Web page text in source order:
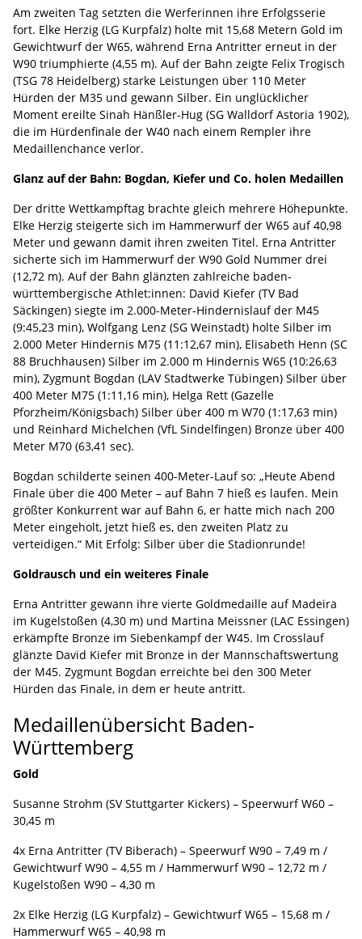
Am zweiten Tag setzten die Werferinnen ihre Erfolgsserie
fort. Elke Herzig (LG Kurpfalz) holte mit 15,68 Metern Gold im
Gewichtwurf der W65, während Erna Antritter erneut in der
W90 triumphierte (4,55 m). Auf der Bahn zeigte Felix Trogisch
(TSG 78 Heidelberg) starke Leistungen über 110 Meter
Hürden der M35 und gewann Silber. Ein unglücklicher
Moment ereilte Sinah Hänßler-Hug (SG Walldorf Astoria 1902),
die im Hürdenfinale der W40 nach einem Rempler ihre
Medaillenchance verlor.
Glanz auf der Bahn: Bogdan, Kiefer und Co. holen Medaillen
Der dritte Wettkampftag brachte gleich mehrere Höhepunkte.
Elke Herzig steigerte sich im Hammerwurf der W65 auf 40,98
Meter und gewann damit ihren zweiten Titel. Erna Antritter
sicherte sich im Hammerwurf der W90 Gold Nummer drei
(12,72 m). Auf der Bahn glänzten zahlreiche baden-
württembergische Athlet:innen: David Kiefer (TV Bad
Säckingen) siegte im 2.000-Meter-Hindernislauf der M45
(9:45,23 min), Wolfgang Lenz (SG Weinstadt) holte Silber im
2.000 Meter Hindernis M75 (11:12,67 min), Elisabeth Henn (SC
88 Bruchhausen) Silber im 2.000 m Hindernis W65 (10:26,63
min), Zygmunt Bogdan (LAV Stadtwerke Tübingen) Silber über
400 Meter M75 (1:11,16 min), Helga Rett (Gazelle
Pforzheim/Königsbach) Silber über 400 m W70 (1:17,63 min)
und Reinhard Michelchen (VfL Sindelfingen) Bronze über 400
Meter M70 (63,41 sec).
Bogdan schilderte seinen 400-Meter-Lauf so: „Heute Abend
Finale über die 400 Meter – auf Bahn 7 hieß es laufen. Mein
größter Konkurrent war auf Bahn 6, er hatte mich nach 200
Meter eingeholt, jetzt hieß es, den zweiten Platz zu
verteidigen.“ Mit Erfolg: Silber über die Stadionrunde!
Goldrausch und ein weiteres Finale
Erna Antritter gewann ihre vierte Goldmedaille auf Madeira
im Kugelstoßen (4,30 m) und Martina Meissner (LAC Essingen)
erkämpfte Bronze im Siebenkampf der W45. Im Crosslauf
glänzte David Kiefer mit Bronze in der Mannschaftswertung
der M45. Zygmunt Bogdan erreichte bei den 300 Meter
Hürden das Finale, in dem er heute antritt.
Medaillenübersicht Baden-
Württemberg
Gold
Susanne Strohm (SV Stuttgarter Kickers) – Speerwurf W60 –
30,45 m
4x Erna Antritter (TV Biberach) – Speerwurf W90 – 7,49 m /
Gewichtwurf W90 – 4,55 m / Hammerwurf W90 – 12,72 m /
Kugelstoßen W90 – 4,30 m
2x Elke Herzig (LG Kurpfalz) – Gewichtwurf W65 – 15,68 m /
Hammerwurf W65 – 40,98 m